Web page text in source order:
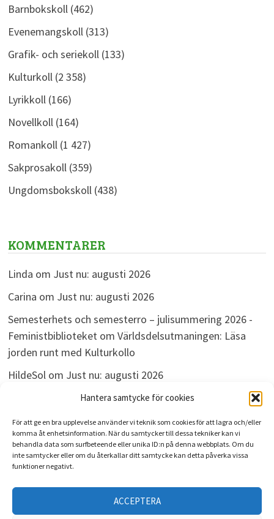
Hantera samtycke för cookies
För att ge en bra upplevelse använder vi teknik som cookies för att lagra och/eller
komma åt enhetsinformation. När du samtycker till dessa tekniker kan vi
behandla data som surfbeteende eller unika ID:n på denna webbplats. Om du
inte samtycker eller om du återkallar ditt samtycke kan detta påverka vissa
funktioner negativt.
ACCEPTERA
Barnbokskoll(462)
Evenemangskoll(313)
Grafik- och seriekoll(133)
Kulturkoll(2 358)
Lyrikkoll(166)
Novellkoll(164)
Romankoll(1 427)
Sakprosakoll(359)
Ungdomsbokskoll(438)
KOMMENTARER
Linda om Just nu: augusti 2026
Carina om Just nu: augusti 2026
Semesterhets och semesterro – julisummering 2026 -
Feministbiblioteketom Världsdelsutmaningen: Läsa
jorden runt med Kulturkollo
HildeSolom Just nu: augusti 2026
omJust nu: augusti 2026
ARKIV